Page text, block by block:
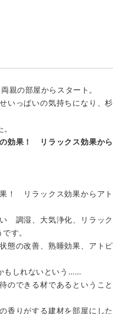
親の部屋からスタート。
いっぱいの気持ちになり、杉
効果！ リラックス効果から
！ リラックス効果からアト
調湿、大気浄化、リラック
す。
態の改善、熟睡効果、アトピ
もしれないという……
のできる材であるということ
香りがする建材を部屋にした